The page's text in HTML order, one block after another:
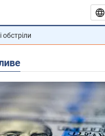
обстріли